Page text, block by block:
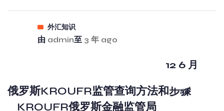
外汇知识
由 admin至 3 年 ago
12 6 月
俄罗斯KROUFR监管查询方法和步骤
_KROUFR俄罗斯金融监管局